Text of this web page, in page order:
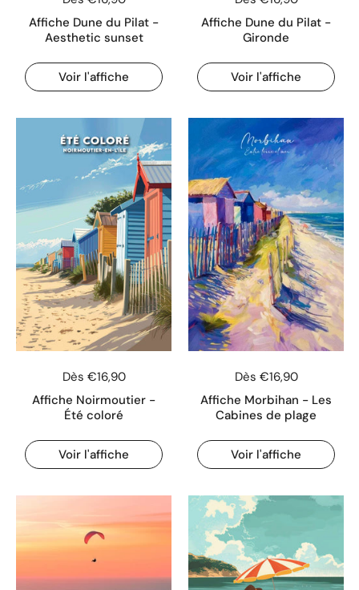
Affiche Dune du Pilat -
Aesthetic sunset
Voir l'affiche
Affiche Dune du Pilat -
Gironde
Voir l'affiche
Dès €16,90
Affiche Noirmoutier -
Été coloré
Voir l'affiche
Dès €16,90
Affiche Morbihan - Les
Cabines de plage
Voir l'affiche